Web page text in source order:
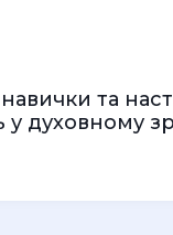
навички та
духовному